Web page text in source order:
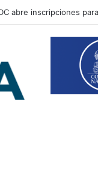
abre inscripciones